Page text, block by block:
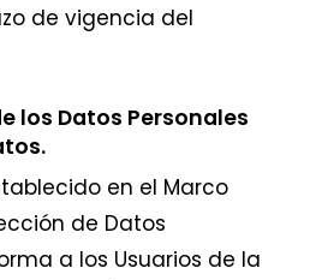
de vigencia del
los Datos Personales
en el Marco
de Datos
a los Usuarios de la